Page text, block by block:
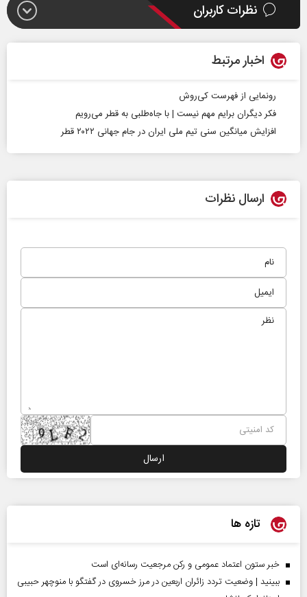
نظرات کاربران
اخبار مرتبط
رونمایی از فهرست کی‌روش
فکر دیگران برایم مهم نیست | با جاه‌طلبی به قطر می‌رویم
افزایش میانگین سنی تیم ملی ایران در جام جهانی ۲۰۲۲ قطر
ارسال نظرات
تازه ها
خبر ستون اعتماد عمومی و رکن مرجعیت رسانه‌ای است
ببینید | وضعیت تردد زائران اربعین در مرز خسروی در گفتگو با منوچهر حبیبی